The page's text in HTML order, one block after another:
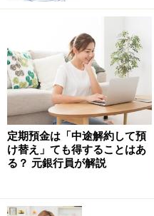
あるある2：お
ATMで引き出してし
お金を貯めるという目標
かりとお金の管理を実践
上のお金を持ち歩かず、
て使っていることが多い
これはとても良いことな
とお金が足りなくなって
数料を払ってお金を引き
定期預金は「中途解約して預
け替え」ても得することはあ
る？ 元銀行員が解説